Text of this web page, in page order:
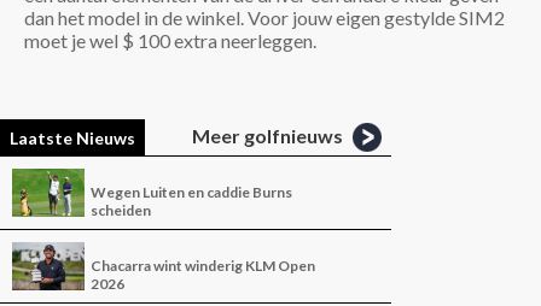
dan het model in de winkel. Voor jouw eigen gestylde SIM2
moet je wel $ 100 extra neerleggen.
Laatste Nieuws Meer golfnieuws
Wegen Luiten en caddie Burns
scheiden
Chacarra wint winderig KLM Open
2026